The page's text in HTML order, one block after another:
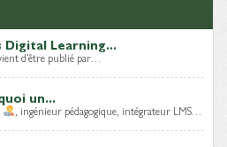
Digital Learning...
d’être publié par…
un...
, ingénieur pédagogique, intégrateur LMS…